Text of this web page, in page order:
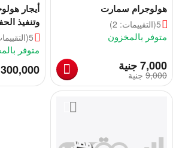
هولوجرام سمارت
5(التقييمات: 2)
متوفر بالمخزون
جنية7,000
جنية 9,000
أيجار
وتنفيذ
مروحة
هرمي
5
متوفر
‎300,000